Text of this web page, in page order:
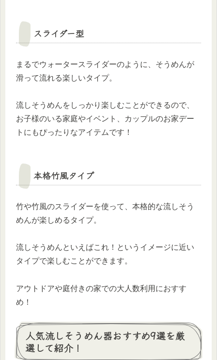
スライダー型
まるでウォータースライダーのように、そうめんが
滑って流れる楽しいタイプ。
流しそうめんをしっかり楽しむことができるので、
お子様のいる家庭やイベント、カップルのお家デー
トにもぴったりなアイテムです！
本格竹風タイプ
竹や竹風のスライダーを使って、本格的な流しそう
めんが楽しめるタイプ。
流しそうめんといえばこれ！というイメージに近い
タイプで楽しむことができます。
アウトドアや庭付きの家での大人数利用におすす
め！
人気流しそうめん器おすすめ9選を厳
選して紹介！